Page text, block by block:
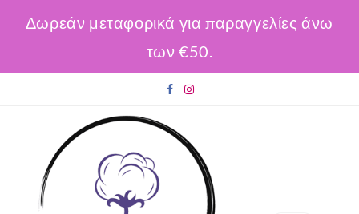
Δωρεάν μεταφορικά για παραγγελίες άνω
των €50.